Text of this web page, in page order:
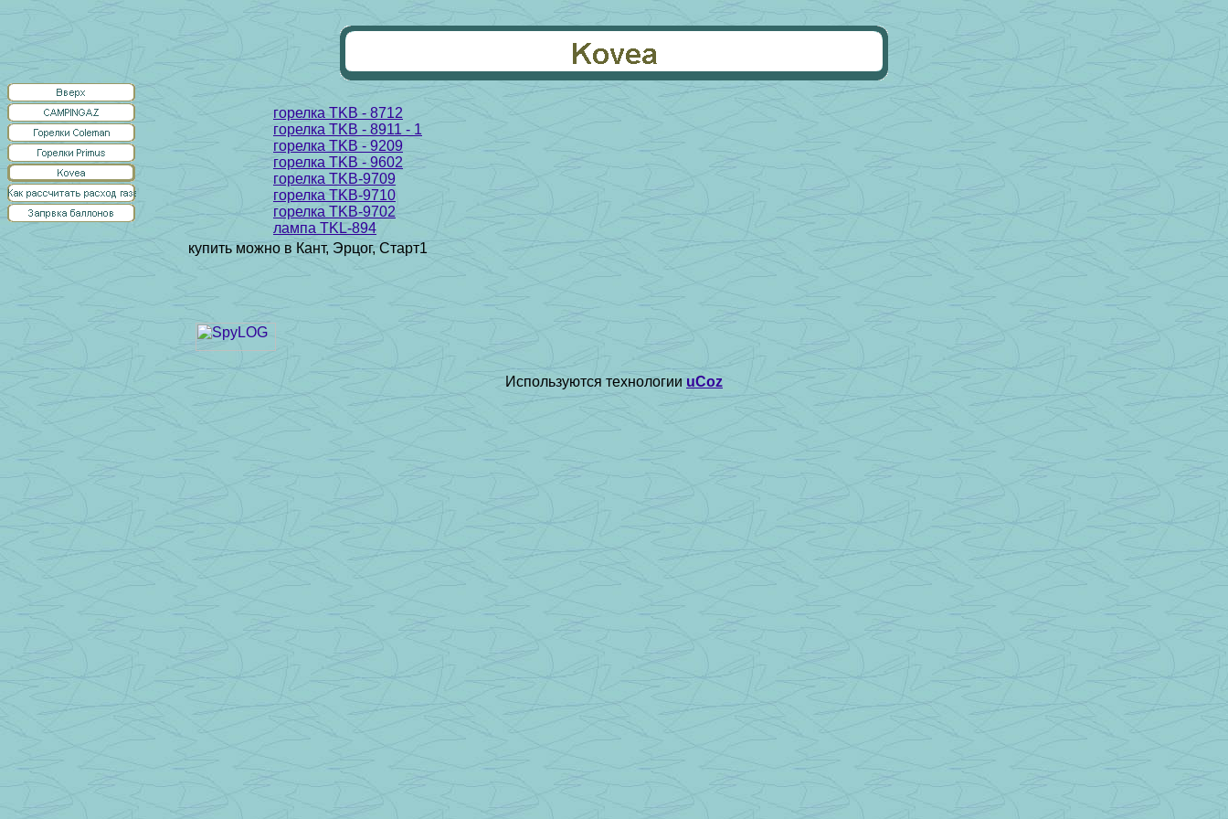
горелка TKB - 8712
горелка TKB - 8911 - 1
горелка TKB - 9209
горелка TKB - 9602
горелка TKB-9709
горелка TKB-9710
горелка TKB-9702
лампа TKL-894
купить можно в Кант, Эрцог, Старт1
Используются технологии uCoz